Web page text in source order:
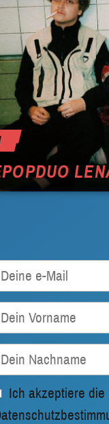
Ich akzeptiere die